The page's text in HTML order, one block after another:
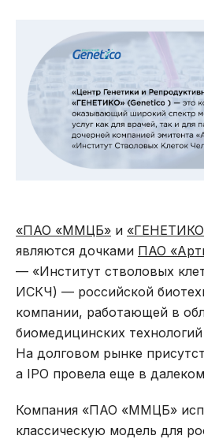
«ПАО «ММЦБ» и
являются дочками ПАО
— «Институт стволовых
ИСКЧ) — российской
компании, работающей в
биомедицинских
На долговом рынке
а IPO провела еще в
Компания «ПАО «ММЦБ»
классическую модель для